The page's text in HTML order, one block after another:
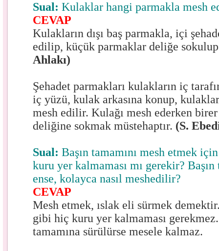
Sual: Kulaklar hangi parmakla mesh
CEVAP
Kulakların dışı baş parmakla, içi
edilip, küçük parmaklar deliğe
Ahlakı)
Şehadet parmakları kulakların iç
iç yüzü, kulak arkasına konup, kulaklar
mesh edilir. Kulağı mesh ederken
deliğine sokmak müstehaptır. (S.
Sual:Başın tamamını mesh etmek
kuru yer kalmaması mı gerekir?
ense, kolayca nasıl meshedilir?
CEVAP
Mesh etmek, ıslak eli sürmek
gibi hiç kuru yer kalmaması
tamamına sürülürse mesele kalmaz.